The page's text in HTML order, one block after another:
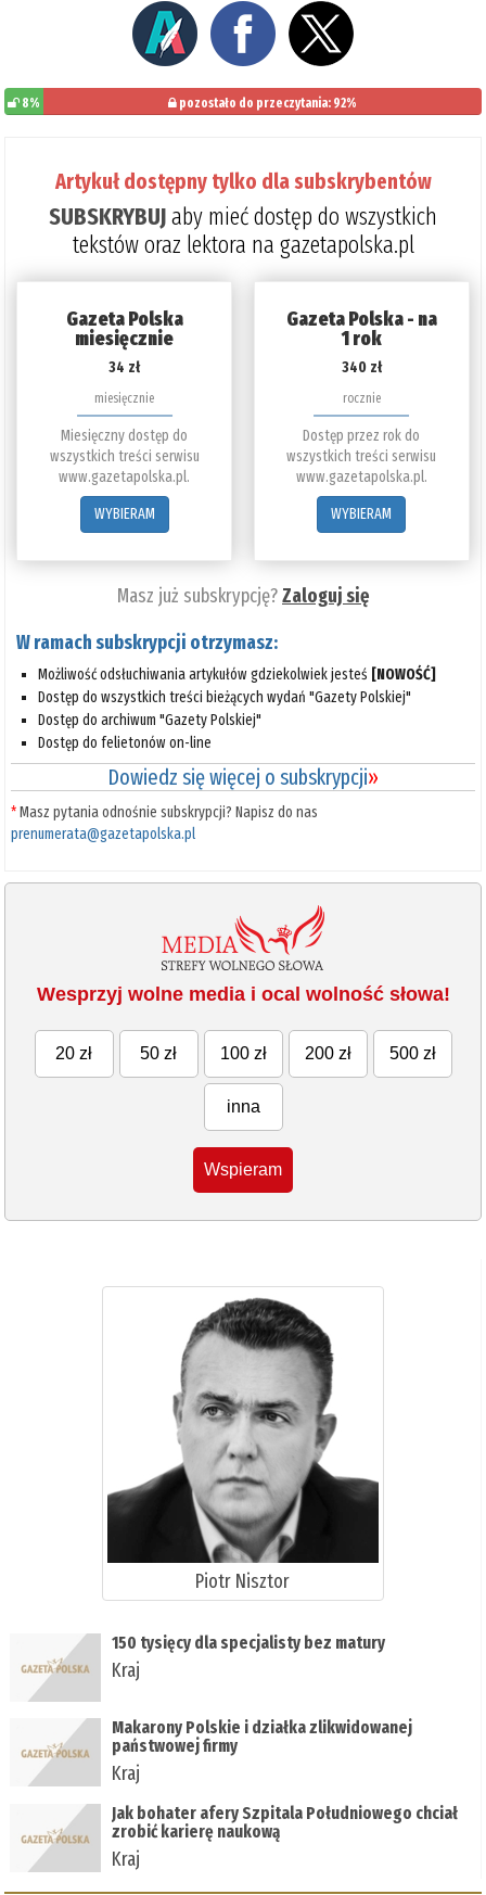
8% pozostało do przeczytania: 92%
Artykuł dostępny tylko dla subskrybentów
SUBSKRYBUJaby mieć dostęp do wszystkich
tekstów oraz lektora na gazetapolska.pl
Gazeta Polska
miesięcznie
34 zł
miesięcznie
Miesięczny dostęp do
wszystkich treści serwisu
www.gazetapolska.pl.
WYBIERAM
Gazeta Polska - na
1 rok
340 zł
rocznie
Dostęp przez rok do
wszystkich treści serwisu
www.gazetapolska.pl.
WYBIERAM
Masz już subskrypcję?Zaloguj się
W ramach subskrypcji otrzymasz:
Możliwość odsłuchiwania artykułów gdziekolwiek jesteś [NOWOŚĆ]
Dostęp do wszystkich treści bieżących wydań "Gazety Polskiej"
Dostęp do archiwum "Gazety Polskiej"
Dostęp do felietonów on-line
Dowiedz się więcej o subskrypcji»
*Masz pytania odnośnie subskrypcji? Napisz do nas
prenumerata@gazetapolska.pl
Wesprzyj wolne media i ocal wolność słowa!
20 zł 50 zł 100 zł 200 zł 500 zł
inna
Wspieram
Piotr Nisztor
150 tysięcy dla specjalisty bez matury
Kraj
Makarony Polskie i działka zlikwidowanej
państwowej firmy
Kraj
Jak bohater afery Szpitala Południowego chciał
zrobić karierę naukową
Kraj